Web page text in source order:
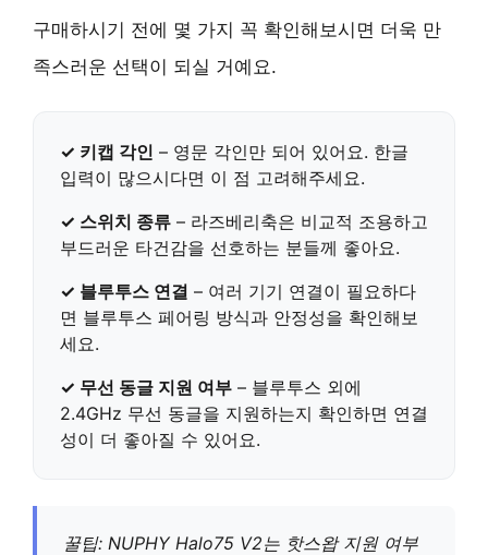
구매하시기 전에 몇 가지 꼭 확인해보시면 더욱 만
족스러운 선택이 되실 거예요.
✓ 키캡 각인 – 영문 각인만 되어 있어요. 한글
입력이 많으시다면 이 점 고려해주세요.
✓ 스위치 종류 – 라즈베리축은 비교적 조용하고
부드러운 타건감을 선호하는 분들께 좋아요.
✓ 블루투스 연결 – 여러 기기 연결이 필요하다
면 블루투스 페어링 방식과 안정성을 확인해보
세요.
✓ 무선 동글 지원 여부 – 블루투스 외에
2.4GHz 무선 동글을 지원하는지 확인하면 연결
성이 더 좋아질 수 있어요.
꿀팁: NUPHY Halo75 V2는 핫스왑 지원 여부